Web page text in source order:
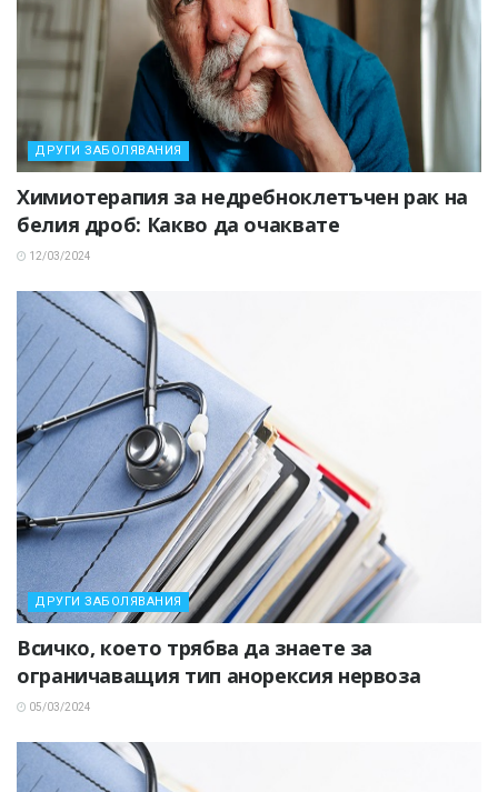
ДРУГИ ЗАБОЛЯВАНИЯ
Химиотерапия за недребноклетъчен рак на
белия дроб: Какво да очаквате
12/03/2024
ДРУГИ ЗАБОЛЯВАНИЯ
Всичко, което трябва да знаете за
ограничаващия тип анорексия нервоза
05/03/2024